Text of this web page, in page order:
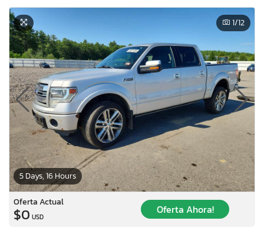
5 Days, 16 Hours
1/12
Oferta Actual
$0 USD
Oferta Ahora!